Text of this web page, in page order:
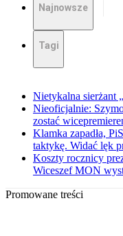
Najnowsze
Tagi
Nietykalna sierżant
Nieoficjalnie:
zostać
Klamka zapadła,
taktykę. Widać lęk
Koszty rocznicy
Wiceszef MON
Promowane treści